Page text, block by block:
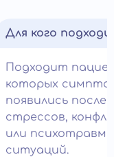
Для кого
Подходит
которых
появились после
стрессов,
или
ситуаций.